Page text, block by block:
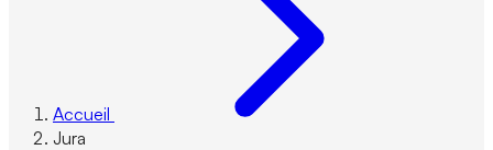
Accueil
Jura